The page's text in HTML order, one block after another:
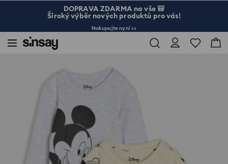
DOPRAVA ZDARMA na vše 🎒
Široký výběr nových produktů pro vás!
Nakupujte nyní >>